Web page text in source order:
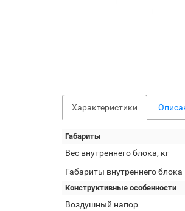
Характеристики
Габариты
Вес внутреннего блока, кг
Габариты внутреннего блока
Конструктивные особенности
Воздушный напор